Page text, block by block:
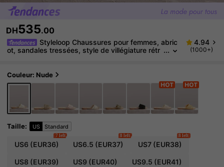
DH535.00
Styleloop Chaussures pour femmes, abric
ot, sandales tressées, style de villégiature rétr
4.94
(1000+)
Couleur: Nude
Taille: US Standard
US6 (EUR36)
7 left
US6.5 (EUR37)
8 left
US7(EUR38)
8 left
US8 (EUR39) US9 (EUR40) US9.5 (EUR41)